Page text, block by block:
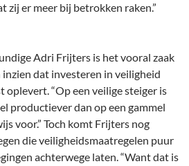
zij er meer bij betrokken raken.”
Adri Frijters is het vooral zaak
dat investeren in veiligheid
oplevert. “Op een veilige steiger is
productiever dan op een gammel
voor.” Toch komt Frijters nog
die veiligheidsmaatregelen puur
achterwege laten. “Want dat is